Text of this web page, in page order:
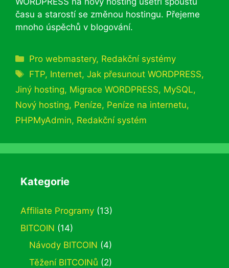
času a starostí se změnou hostingu. Přejeme
mnoho úspěchů v blogování.
Rubriky
Pro webmastery, Redakční systémy
Štítky
FTP, Internet,Jak přesunout WORDPRESS,
Jiný hosting, Migrace WORDPRESS, MySQL,
Nový hosting, Peníze, Peníze na internetu,
PHPMyAdmin, Redakční systém
Kategorie
Affiliate Programy (13)
BITCOIN (14)
Návody BITCOIN (4)
Těžení BITCOINů (2)